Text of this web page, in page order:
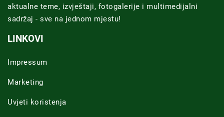
aktualne teme, izvještaji, fotogalerije i multimedijalni
sadržaj - sve na jednom mjestu!
LINKOVI
Impressum
Marketing
Uvjeti koristenja